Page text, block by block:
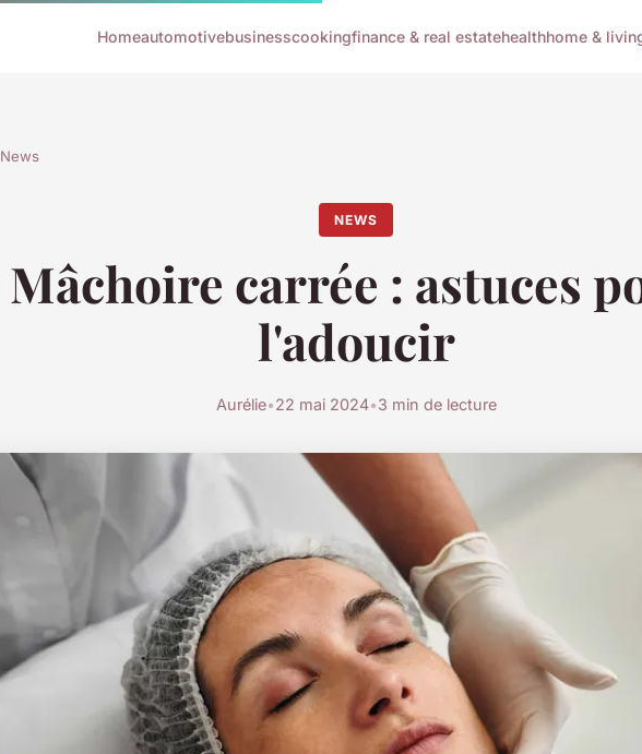
Homeautomotivebusinesscookingfinance & real estatehealthhome &
News
NEWS
Mâchoire carrée : astuces
l'adoucir
Aurélie•22 mai 2024•3 min de lecture